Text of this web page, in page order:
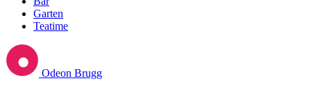
Garten
Teatime
Odeon Brugg